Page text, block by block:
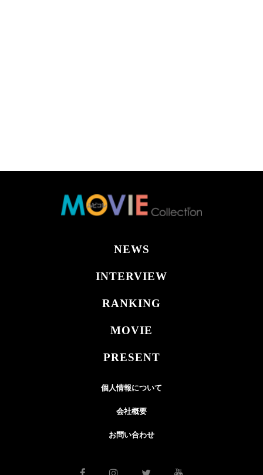
NEWS
INTERVIEW
RANKING
MOVIE
PRESENT
個人情報について
会社概要
お問い合わせ